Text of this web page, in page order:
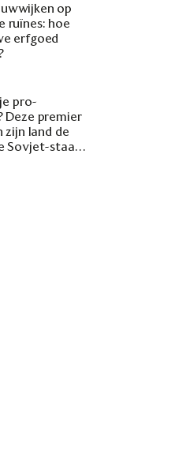
op
ruïnes: hoe
erfgoed
pro-
Deze premier
zijn land de
Sovjet-staat